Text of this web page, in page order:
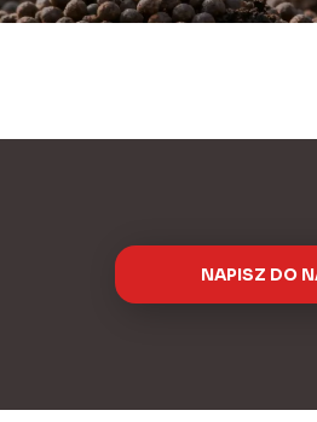
NAPISZ DO